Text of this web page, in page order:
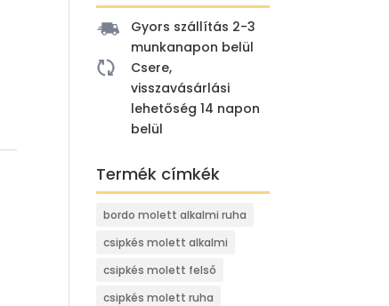
Gyors szállítás 2-3
munkanapon belül
Csere,
visszavásárlási
lehetőség 14 napon
belül
Termék címkék
bordo molett alkalmi ruha
csipkés molett alkalmi
csipkés molett felső
csipkés molett ruha